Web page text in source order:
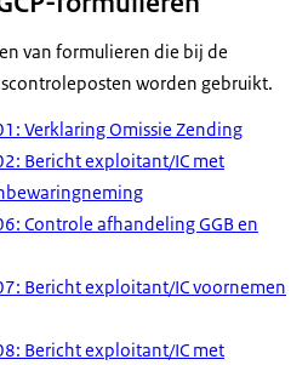
van formulieren die bij de
worden gebruikt.
Verklaring Omissie Zending
Bericht exploitant/IC met
Controle afhandeling GGB en
Bericht exploitant/IC voornemen
Bericht exploitant/IC met